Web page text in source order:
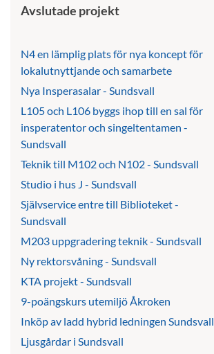
Avslutade projekt
N4 en lämplig plats för nya koncept för
lokalutnyttjande och samarbete
Nya Insperasalar - Sundsvall
L105 och L106 byggs ihop till en sal för
insperatentor och singeltentamen -
Sundsvall
Teknik till M102 och N102 - Sundsvall
Studio i hus J - Sundsvall
Självservice entre till Biblioteket -
Sundsvall
M203 uppgradering teknik - Sundsvall
Ny rektorsvåning - Sundsvall
KTA projekt - Sundsvall
9-poängskurs utemiljö Åkroken
Inköp av ladd hybrid ledningen Sundsvall
Ljusgårdar i Sundsvall